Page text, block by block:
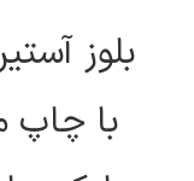
بلوز
با چاپ